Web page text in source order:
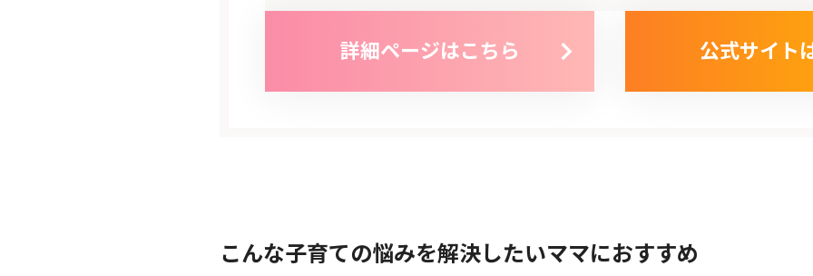
詳細ページはこちら 公式サイト
こんな子育ての悩みを解決したいママにおすすめ